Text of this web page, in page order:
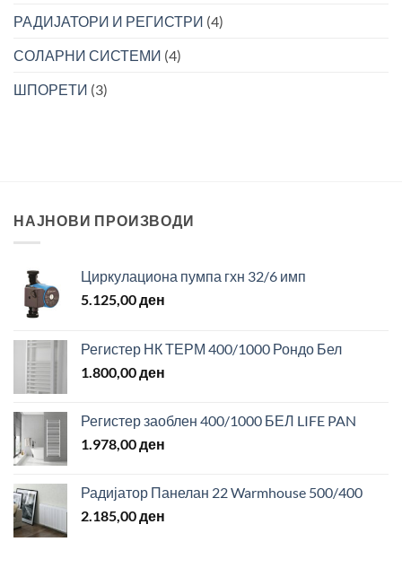
РАДИЈАТОРИ И РЕГИСТРИ (4)
СОЛАРНИ СИСТЕМИ (4)
ШПОРЕТИ (3)
НАЈНОВИ ПРОИЗВОДИ
Циркулациона пумпа гхн 32/6 имп
5.125,00 ден
Регистер НК ТЕРМ 400/1000 Рондо Бел
1.800,00 ден
Регистер заоблен 400/1000 БЕЛ LIFE PAN
1.978,00 ден
Радијатор Панелан 22 Warmhouse 500/400
2.185,00 ден